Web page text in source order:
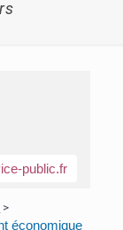
>
économique